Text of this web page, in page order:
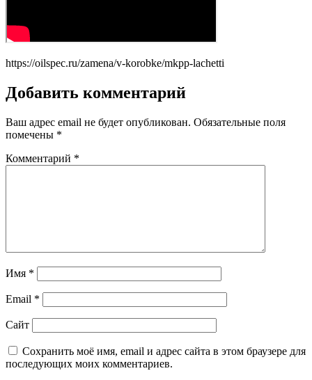
https://oilspec.ru/zamena/v-korobke/mkpp-lachetti
Добавить комментарий
Ваш адрес email не будет опубликован. Обязательные поля
помечены *
Комментарий *
Имя *
Email *
Сайт
Сохранить моё имя, email и адрес сайта в этом браузере для
последующих моих комментариев.